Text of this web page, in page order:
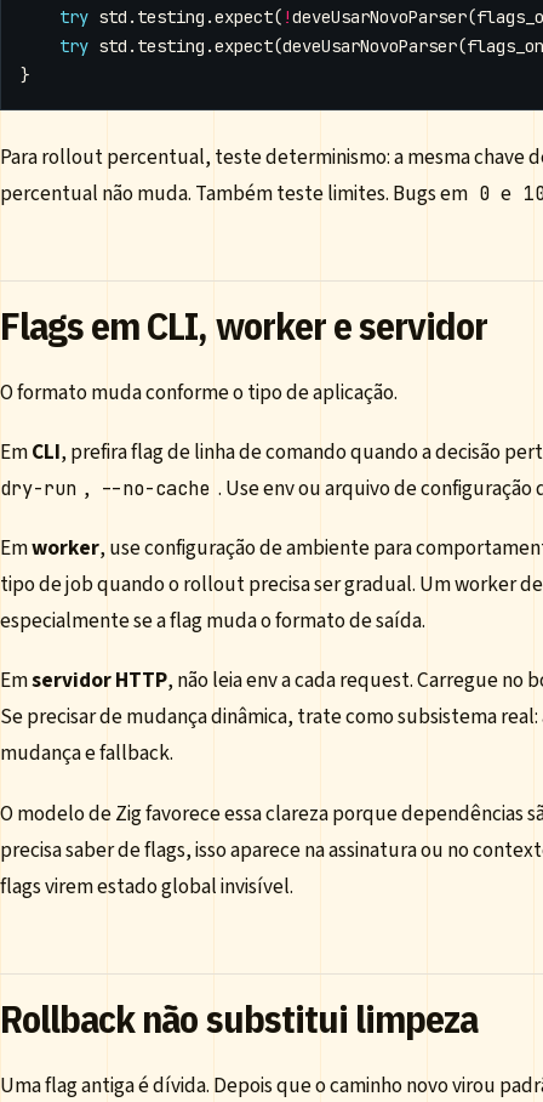
try std . testing .expect( !deveUsarNovoParser(
try std . testing .expect(deveUsarNovoParser(flags_on
}
Para rollout percentual, teste determinismo: a mesma chave
percentual não muda. Também teste limites. Bugs em 0 e
Flags em CLI, worker e servidor
O formato muda conforme o tipo de aplicação.
EmCLI, prefira flag de linha de comando quando a decisão
dry-run , --no-cache . Use env ou arquivo de
Emworker, use configuração de ambiente para
tipo de job quando o rollout precisa ser gradual. Um worker
especialmente se a flag muda o formato de saída.
Emservidor HTTP, não leia env a cada request. Carregue
Se precisar de mudança dinâmica, trate como subsistema
mudança e fallback.
O modelo de Zig favorece essa clareza porque dependências
precisa saber de flags, isso aparece na assinatura ou no
flags virem estado global invisível.
Rollback não substitui limpeza
Uma flag antiga é dívida. Depois que o caminho novo virou